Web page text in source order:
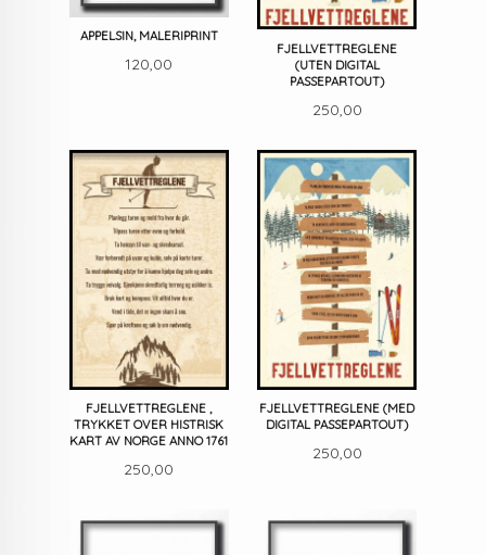
APPELSIN, MALERIPRINT
Pris
120,00
FJELLVETTREGLENE
(UTEN DIGITAL
PASSEPARTOUT)
Pris
250,00
FJELLVETTREGLENE ,
TRYKKET OVER HISTRISK
KART AV NORGE ANNO 1761
Pris
250,00
FJELLVETTREGLENE (MED
DIGITAL PASSEPARTOUT)
Pris
250,00